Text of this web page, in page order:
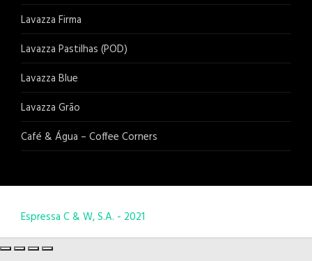
Lavazza Firma
Lavazza Pastilhas (POD)
Lavazza Blue
Lavazza Grão
Café & Água – Coffee Corners
Espressa C & W, S.A. - 2021